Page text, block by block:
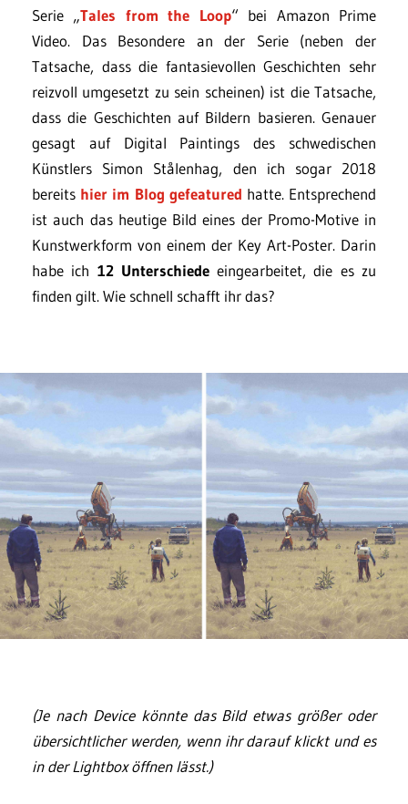
Serie „Tales from the Loop“ bei Amazon Prime
Video. Das Besondere an der Serie (neben der
Tatsache, dass die fantasievollen Geschichten sehr
reizvoll umgesetzt zu sein scheinen) ist die Tatsache,
dass die Geschichten auf Bildern basieren. Genauer
gesagt auf Digital Paintings des schwedischen
Künstlers Simon Stålenhag, den ich sogar 2018
bereits hier im Blog gefeatured hatte. Entsprechend
ist auch das heutige Bild eines der Promo-Motive in
Kunstwerkform von einem der Key Art-Poster. Darin
habe ich 12 Unterschiedeeingearbeitet, die es zu
finden gilt. Wie schnell schafft ihr das?
(Je nach Device könnte das Bild etwas größer oder
übersichtlicher werden, wenn ihr darauf klickt und es
in der Lightbox öffnen lässt.)